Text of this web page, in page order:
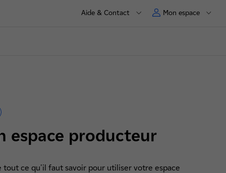
Aide & Contact Mon espace
espace producteur
tout ce qu'il faut savoir pour utiliser votre espace